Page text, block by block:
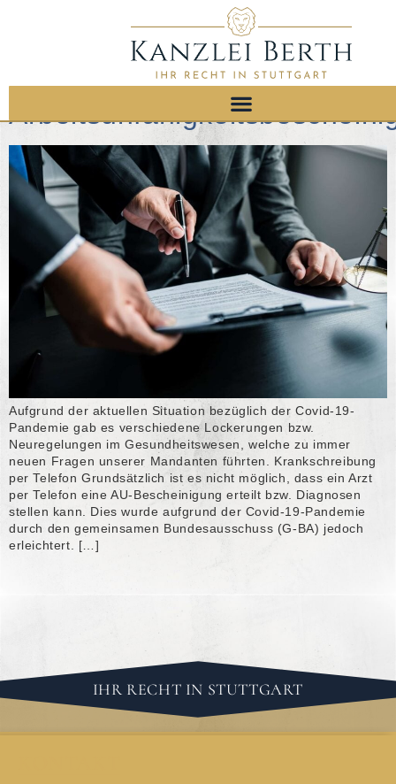
Kategorie:Krankheit
Alles Wissenswerte zu
Aufgrund der aktuellen Situation bezüglich der Covid-19-
Pandemie gab es verschiedene Lockerungen bzw.
Neuregelungen im Gesundheitswesen, welche zu immer
neuen Fragen unserer Mandanten führten. Krankschreibung
per Telefon Grundsätzlich ist es nicht möglich, dass ein Arzt
per Telefon eine AU-Bescheinigung erteilt bzw. Diagnosen
stellen kann. Dies wurde aufgrund der Covid-19-Pandemie
durch den gemeinsamen Bundesausschuss (G-BA) jedoch
erleichtert. […]
IHR RECHT IN STUTTGART